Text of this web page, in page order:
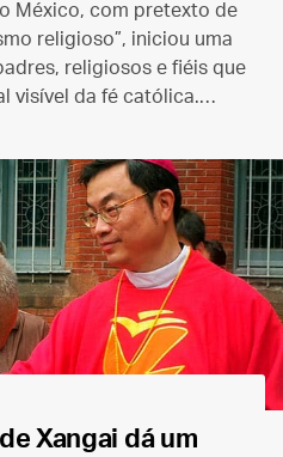
México, com pretexto de
religioso”, iniciou uma
religiosos e fiéis que
visível da fé católica.
Xangai dá um